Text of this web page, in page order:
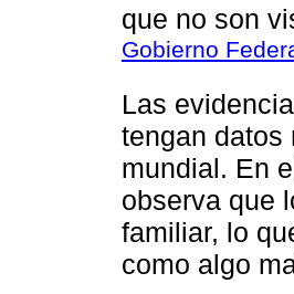
que no son
Gobierno
Las
tengan datos
mundial. En
observa que
familiar, lo
como algo